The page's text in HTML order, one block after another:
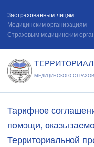
Застрахованным лицам
Медицинским организациям
Страховым медицинским
МЕДИЦИНСКОГО
Тарифное
помощи,
Территориальной